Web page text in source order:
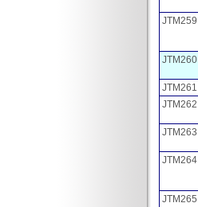
JTM259
JTM260
JTM261
JTM262
JTM263
JTM264
JTM265